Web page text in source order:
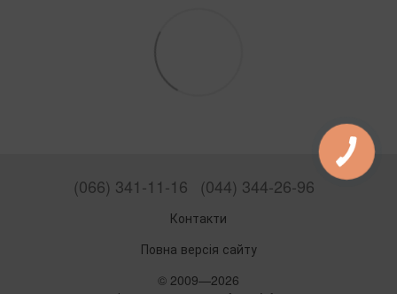
(066) 341-11-16 (044) 344-26-96
Контакти
Повна версія сайту
© 2009—2026